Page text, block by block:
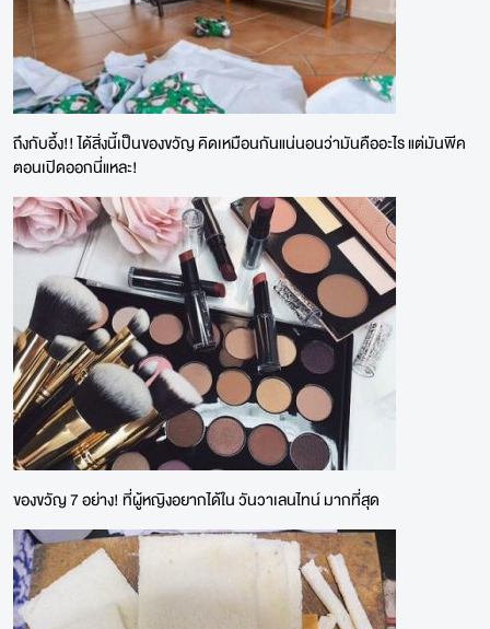
ถึงกับอึ้ง!! ได้สิ่งนี้เป็นของขวัญ คิดเหมือนกันแน่นอนว่ามันคืออะไร แต่มันพีค
ตอนเปิดออกนี่แหละ!
ของขวัญ 7 อย่าง! ที่ผู้หญิงอยากได้ใน วันวาเลนไทน์ มากที่สุด